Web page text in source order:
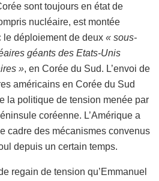
sont toujours en état de
nucléaire, est montée
le déploiement de deux « sous-
géants des Etats-Unis
», en Corée du Sud. L’envoi de
américains en Corée du Sud
la politique de tension menée par
coréenne. L’Amérique a
cadre des mécanismes convenus
depuis un certain temps.
regain de tension qu’Emmanuel